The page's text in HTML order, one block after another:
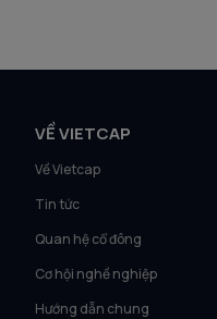
VỀ VIETCAP
Về Vietcap
Tin tức
Quan hệ cổ đông
Cơ hội nghề nghiệp
Hướng dẫn chung